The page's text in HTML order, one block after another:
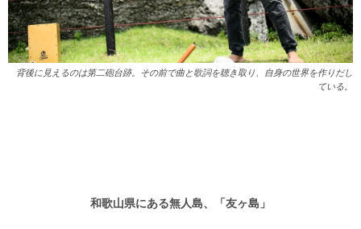
背後に見えるのは第二砲台跡。その前で曲と歌詞を聴き取り、自身の世界を作りだし
ている。
和歌山県にある無人島、「友ヶ島」